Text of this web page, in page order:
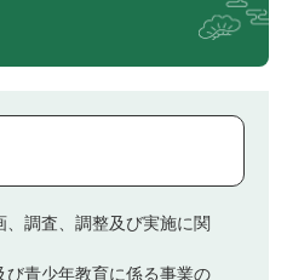
調査、調整及び実施に関
青少年教育に係る事業の